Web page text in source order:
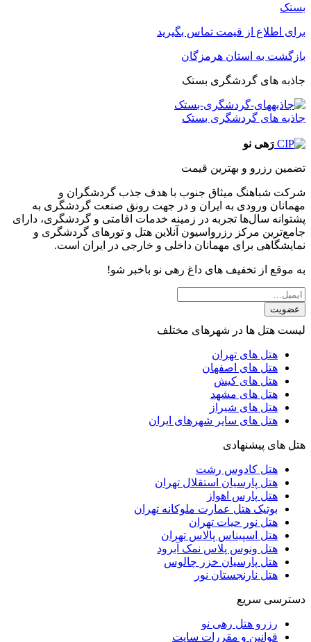
بستک
برای اطلاع از قیمت تماس بگیرید
بازگشت به استان هرمزگان
جاذبه های گردشگری بستک
جاذبه های گردشگری بستک
رَهی نو
تضمین رزرو و بهترین قیمت
شرکت شباهنگ میثاق جنوب با هدف جذب گردشگران و
مهمانان ورودی به ایران و در جهت رونق صنعت گردشگری به
پشتوانه سال‌ها تجربه در زمینه خدمات اقامتی و گردشگری، دارای
جامع‌ترین مرکز رزرواسیون آنلاین هتل و تورهای گردشگری و
نمایشگاهی برای مهمانان داخلی و خارجی در ایران است.
به موقع از تخفیف های داغ رهی نو باخبر شو!
عضویت
لیست هتل ها در شهرهای مختلف
هتل های تهران
هتل های اصفهان
هتل های کیش
هتل های مشهد
هتل های شیراز
هتل های سایر شهرهای ایران
هتل های پیشنهادی
هتل کادوس رشت
هتل پارسیان استقلال تهران
هتل پارس اهواز
بوتیک هتل عمارت ملوکانه تهران
هتل نور حیات تهران
هتل اسپیناس پالاس تهران
هتل ونوس پلاس نمک آبرود
هتل پارسیان خزر چالوس
هتل نارنجستان نور
دسترسی سریع
رزرو هتل رهی نو
قوانین و مقررات سایت